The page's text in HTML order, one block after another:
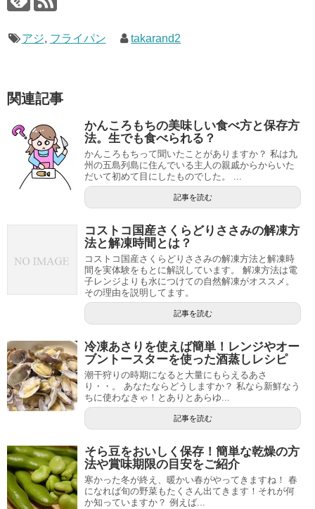
アジ, フライパン takarand2
関連記事
かんころもちの美味しい食べ方と保存方
法。生でも食べられる？
かんころもちって聞いたことがありますか？ 私は九
州の五島列島に住んでいる主人の親戚からからいた
だいて初めて目にしたものでした。 ...
記事を読む
コストコ国産さくらどりささみの解凍方
法と解凍時間とは？
コストコ国産さくらどりささみの解凍方法と解凍時
間を実体験をもとに解説しています。 解凍方法は電
子レンジよりも水につけての自然解凍がオススメ。
その理由を説明してます。
記事を読む
冷凍あさりを使えば簡単！レンジやオー
ブントースターを使った酒蒸しレシピ
潮干狩りの時期になると大量にもらえるあさ
り・・。 あなたならどうしますか？ 私なら新鮮なう
ちに使わなきゃ！とありとあらゆ...
記事を読む
そら豆をおいしく保存！簡単な乾燥の方
法や賞味期限の目安をご紹介
寒かった冬が終え、暖かい春がやってきますね！ 春
になれば旬の野菜もたくさん出てきます！それが何
か知っていますか？ 例えば...